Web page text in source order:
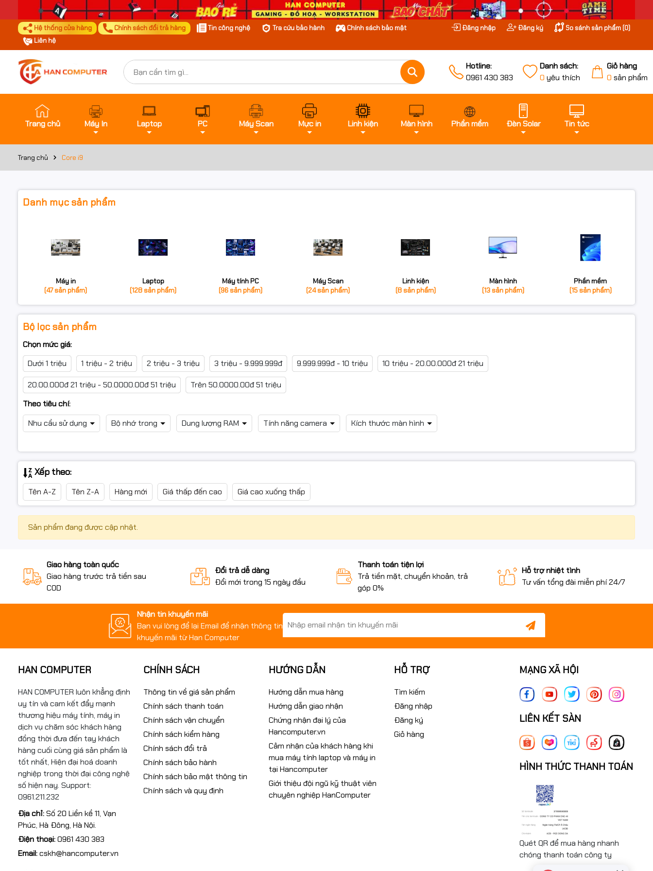
Hệ thống cửa hàng Chính sách đổi trả hàng Tin công nghệ Tra cứu bảo hành
Chính sách bảo mật
Liên hệ
Đăng nhập Đăng ký So sánh sản phẩm (0)
Hotline:
0961 430 383
Danh sách:
0 yêu thích
Giỏ hàng
0 sản phẩm
Trang chủ Máy In Laptop PC Máy Scan Mực in Linh kiện Màn hình Phần mềm Đèn Solar Tin tức
Trang chủ Core i9
Danh mục sản phẩm
Máy in
(47 sản phẩm)
Laptop
(128 sản phẩm)
Máy tính PC
(96 sản phẩm)
Máy Scan
(24 sản phẩm)
Linh kiện
(8 sản phẩm)
Màn hình
(13 sản phẩm)
Phần mềm
(15 sản phẩm)
Bộ lọc sản phẩm
Chọn mức giá:
Dưới 1 triệu
1 triệu - 2 triệu 2 triệu - 3 triệu 3 triệu - 9.999.999đ 9.999.999đ - 10 triệu 10 triệu - 20.00.000đ 21 triệu
20.00.000đ 21 triệu - 50.0000.00đ 51 triệu
Trên 50.0000.00đ 51 triệu
Theo tiêu chí:
Nhu cầu sử dụng
Bộ nhớ trong Dung lượng RAM Tính năng camera Kích thước màn hình
Xếp theo:
Tên A-Z Tên Z-A Hàng mới Giá thấp đến cao Giá cao xuống thấp
Sản phẩm đang được cập nhật.
Giao hàng toàn quốc
Giao hàng trước trả tiền sau
COD
Đổi trả dễ dàng
Đổi mới trong 15 ngày đầu
Thanh toán tiện lợi
Trả tiền mặt, chuyển khoản, trả
góp 0%
Hỗ trợ nhiệt tình
Tư vấn tổng đài miễn phí 24/7
Nhận tin khuyến mãi
Bạn vui lòng để lại Email để nhận thông tin
khuyến mãi từ Han Computer
HAN COMPUTER
HAN COMPUTER luôn khẳng định
uy tín và cam kết đẩy mạnh
thương hiệu máy tính, máy in
dịch vụ chăm sóc khách hàng
đồng thời đưa đến tay khách
hàng cuối cùng giá sản phẩm là
tốt nhất, Hiện đại hoá doanh
nghiệp trong thời đại công nghệ
số hiện nay. Support:
0961.211.232
Địa chỉ:Số 20 Liền kề 11, Vạn
Phúc, Hà Đông, Hà Nội.
Điện thoại:0961 430 383
Email:cskh@hancomputer.vn
CHÍNH SÁCH
Thông tin về giá sản phẩm
Chính sách thanh toán
Chính sách vận chuyển
Chính sách kiểm hàng
Chính sách đổi trả
Chính sách bảo hành
Chính sách bảo mật thông tin
Chính sách và quy định
HƯỚNG DẪN
Hướng dẫn mua hàng
Hướng dẫn giao nhận
Chứng nhận đại lý của
Hancomputer.vn
Cảm nhận của khách hàng khi
mua máy tính laptop và máy in
tại Hancomputer
Giới thiệu đội ngũ kỹ thuật viên
chuyên nghiệp HanComputer
HỖ TRỢ
Tìm kiếm
Đăng nhập
Đăng ký
Giỏ hàng
MẠNG XÃ HỘI
LIÊN KẾT SÀN
HÌNH THỨC THANH TOÁN
Quét QR để mua hàng nhanh
chóng thanh toán công ty